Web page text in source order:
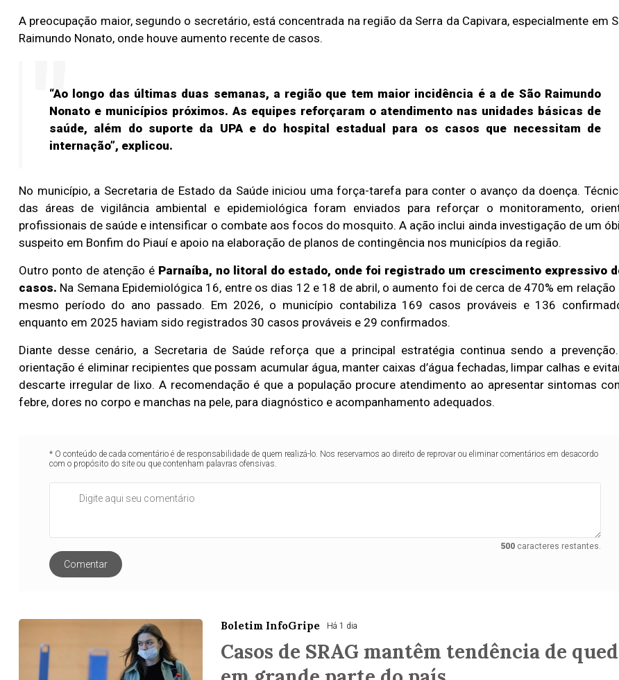
A preocupação maior, segundo o secretário, está concentrada na região da Serra da Capivara, especialmente em
Raimundo Nonato, onde houve aumento recente de casos.
“Ao longo das últimas duas semanas, a região que tem maior incidência é a de São Raimundo
Nonato e municípios próximos. As equipes reforçaram o atendimento nas unidades básicas de
saúde, além do suporte da UPA e do hospital estadual para os casos que necessitam de
internação”, explicou.
No município, a Secretaria de Estado da Saúde iniciou uma força-tarefa para conter o avanço da doença.
das áreas de vigilância ambiental e epidemiológica foram enviados para reforçar o monitoramento,
profissionais de saúde e intensificar o combate aos focos do mosquito. A ação inclui ainda investigação de um
suspeito em Bonfim do Piauí e apoio na elaboração de planos de contingência nos municípios da região.
Outro ponto de atenção é Parnaíba, no litoral do estado, onde foi registrado um crescimento expressivo
casos. Na Semana Epidemiológica 16, entre os dias 12 e 18 de abril, o aumento foi de cerca de 470% em relação
mesmo período do ano passado. Em 2026, o município contabiliza 169 casos prováveis e 136
enquanto em 2025 haviam sido registrados 30 casos prováveis e 29 confirmados.
Diante desse cenário, a Secretaria de Saúde reforça que a principal estratégia continua sendo a
orientação é eliminar recipientes que possam acumular água, manter caixas d’água fechadas, limpar calhas e
descarte irregular de lixo. A recomendação é que a população procure atendimento ao apresentar sintomas
febre, dores no corpo e manchas na pele, para diagnóstico e acompanhamento adequados.
* O conteúdo de cada comentário é de responsabilidade de quem realizá-lo. Nos reservamos ao direito de reprovar ou eliminar comentários em desacordo
com o propósito do site ou que contenham palavras ofensivas.
500caracteres restantes.
Comentar
Boletim InfoGripe Há 1 dia
Casos de SRAG mantêm tendência de